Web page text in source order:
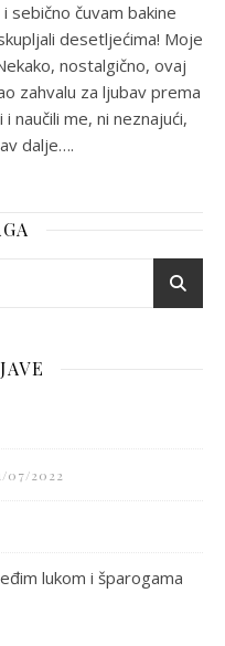
sebično čuvam bakine
desetljećima! Moje
nostalgično, ovaj
zahvalu za ljubav prema
naučili me, ni neznajući,
dalje….
07/2022
lukom i šparogama